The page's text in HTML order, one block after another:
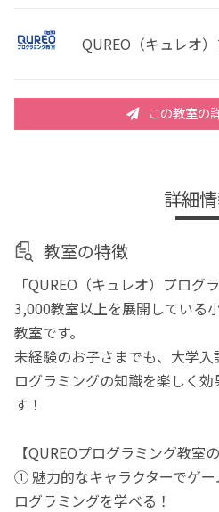
QUREO（キュレオ
この教室の
詳細
教室の特徴
「QUREO（キュレオ）プログ
3,000教室以上を展開している
教室です。
未経験のお子さまでも、大学
ログラミングの知識を楽しく
す！
【QUREOプログラミング教室
① 魅力的なキャラクターでゲ
ログラミングを学べる！